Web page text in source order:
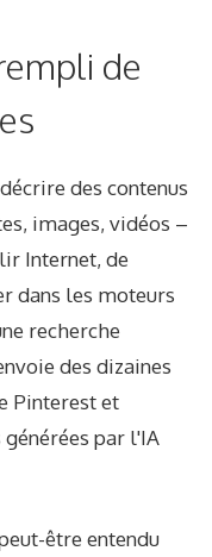
de
des contenus
images, vidéos –
Internet, de
dans les moteurs
recherche
des dizaines
Pinterest et
par l'IA
être entendu